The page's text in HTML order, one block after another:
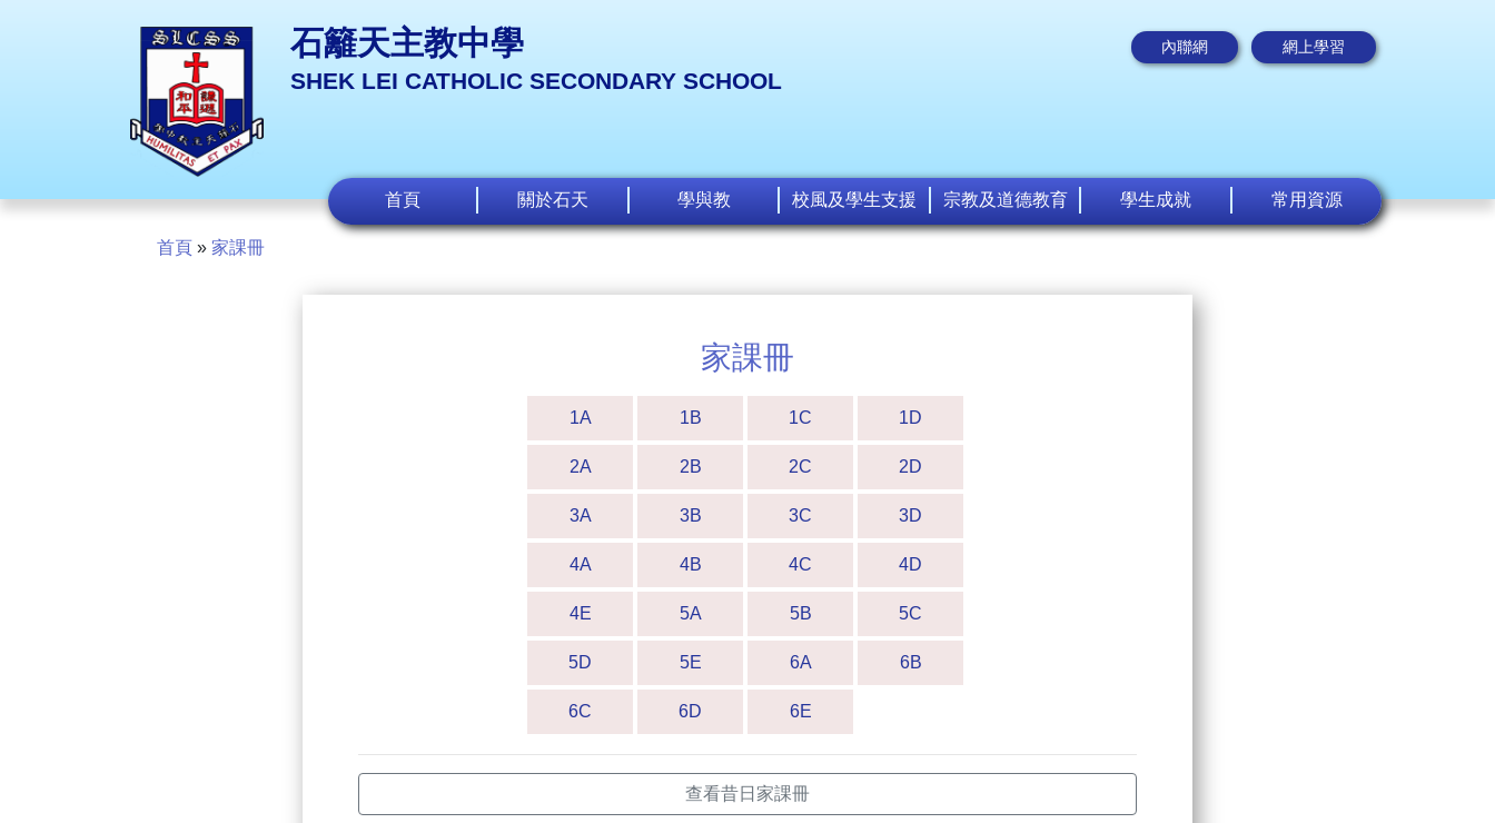
石籬天主教中學
SHEK LEI CATHOLIC SECONDARY SCHOOL
內聯網 網上學習
首頁 關於石天 學與教 校風及學生支援 宗教及道德教育 學生成就 常用資源
首頁 » 家課冊
家課冊
1A 1B 1C 1D
2A 2B 2C 2D
3A 3B 3C 3D
4A 4B 4C 4D
4E 5A 5B 5C
5D 5E 6A 6B
6C 6D 6E
查看昔日家課冊